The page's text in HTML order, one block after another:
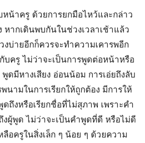
หน้าครู ด้วยการยกมือไหว้และกล่าว
หากเดินพบกันในช่วงเวลาเช้าแล้ว
บ่ายอีกก็ควรจะทำความเคารพอีก
ครู ไม่ว่าจะเป็นการพูดต่อหน้าหรือ
ดมีหางเสียง อ่อนน้อม การเอ่ยถึงลับ
นามในการเรียกให้ถูกต้อง มีการให้
ดถึงหรือเรียกชื่อที่ไม่สุภาพ เพราะคำ
ผู้พูด ไม่ว่าจะเป็นคำพูดที่ดี หรือไม่ดี
ลือครูในสิ่งเล็ก ๆ น้อย ๆ ด้วยความ